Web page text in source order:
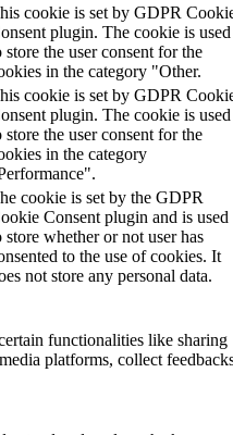
cookie is set by GDPR
plugin. The cookie is used
store the user consent for the
in the category "Other.
cookie is set by GDPR
plugin. The cookie is used
store the user consent for the
in the category
cookie is set by the GDPR
Consent plugin and is used
store whether or not user has
to the use of cookies. It
not store any personal data.
functionalities like sharing
platforms, collect